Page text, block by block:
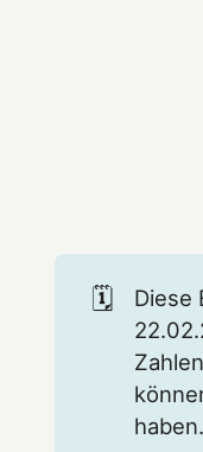
🗓️
Diese
haben.